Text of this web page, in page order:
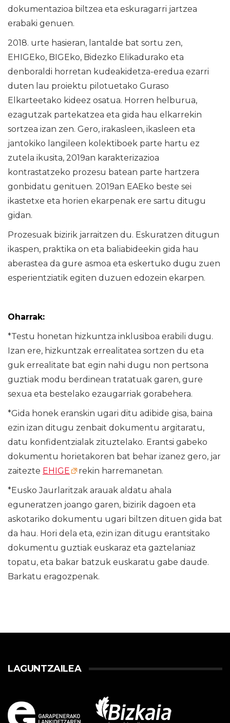
dokumentazioa biltzea eta eskuragarri jartzea
erabaki genuen.
2018. urte hasieran, lantalde bat sortu zen,
EHIGEko, BIGEko, Bidezko Elikadurako eta
denboraldi horretan kudeakidetza-eredua ezarri
duten lau proiektu pilotuetako Guraso
Elkarteetako kideez osatua. Horren helburua,
ezagutzak partekatzea eta gida hau elkarrekin
sortzea izan zen. Gero, irakasleen, ikasleen eta
jantokiko langileen kolektiboek parte hartu ez
zutela ikusita, 2019an karakterizazioa
kontrastatzeko prozesu batean parte hartzera
gonbidatu genituen. 2019an EAEko beste sei
ikastetxe eta horien ekarpenak ere sartu ditugu
gidan.
Prozesuak bizirik jarraitzen du. Eskuratzen ditugun
ikaspen, praktika on eta baliabideekin gida hau
aberastea da gure asmoa eta eskertuko dugu zuen
esperientziatik egiten duzuen edozein ekarpen.
Oharrak:
*Testu honetan hizkuntza inklusiboa erabili dugu.
Izan ere, hizkuntzak errealitatea sortzen du eta
guk errealitate bat egin nahi dugu non pertsona
guztiak modu berdinean tratatuak garen, gure
sexua eta bestelako ezaugarriak gorabehera.
*Gida honek eranskin ugari ditu adibide gisa, baina
ezin izan ditugu zenbait dokumentu argitaratu,
datu konfidentzialak zituztelako. Erantsi gabeko
dokumentu horietakoren bat behar izanez gero, jar
zaitezte EHIGE
rekin harremanetan.
*Eusko Jaurlaritzak arauak aldatu ahala
eguneratzen joango garen, bizirik dagoen eta
askotariko dokumentu ugari biltzen dituen gida bat
da hau. Hori dela eta, ezin izan ditugu erantsitako
dokumentu guztiak euskaraz eta gaztelaniaz
topatu, eta bakar batzuk euskaratu gabe daude.
Barkatu eragozpenak.
LAGUNTZAILEA